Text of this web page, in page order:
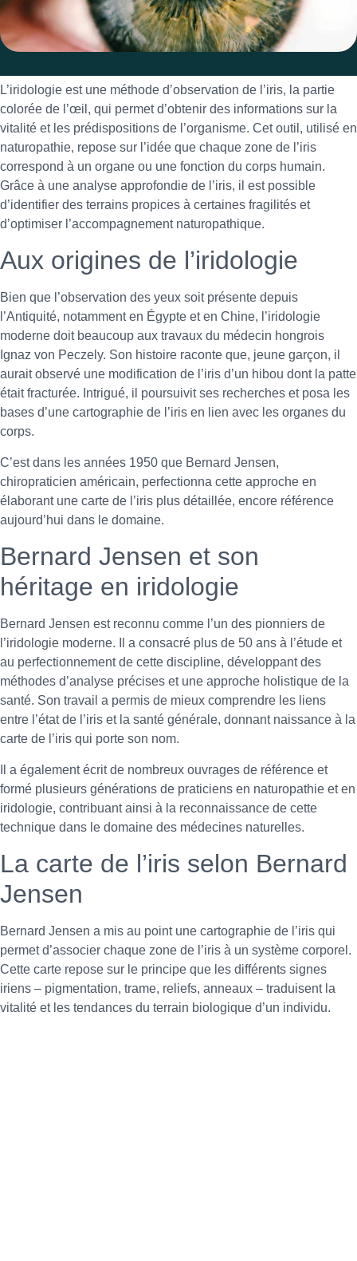
L’iridologie est une méthode d’observation de l’iris, la partie
colorée de l’œil, qui permet d’obtenir des informations sur la
vitalité et les prédispositions de l’organisme. Cet outil, utilisé en
naturopathie, repose sur l’idée que chaque zone de l’iris
correspond à un organe ou une fonction du corps humain.
Grâce à une analyse approfondie de l’iris, il est possible
d’identifier des terrains propices à certaines fragilités et
d’optimiser l’accompagnement naturopathique.
Aux origines de l’iridologie
Bien que l’observation des yeux soit présente depuis
l’Antiquité, notamment en Égypte et en Chine, l’iridologie
moderne doit beaucoup aux travaux du médecin hongrois
Ignaz von Peczely. Son histoire raconte que, jeune garçon, il
aurait observé une modification de l’iris d’un hibou dont la patte
était fracturée. Intrigué, il poursuivit ses recherches et posa les
bases d’une cartographie de l’iris en lien avec les organes du
corps.
C’est dans les années 1950 que Bernard Jensen,
chiropraticien américain, perfectionna cette approche en
élaborant une carte de l’iris plus détaillée, encore référence
aujourd’hui dans le domaine.
Bernard Jensen et son
héritage en iridologie
Bernard Jensen est reconnu comme l’un des pionniers de
l’iridologie moderne. Il a consacré plus de 50 ans à l’étude et
au perfectionnement de cette discipline, développant des
méthodes d’analyse précises et une approche holistique de la
santé. Son travail a permis de mieux comprendre les liens
entre l’état de l’iris et la santé générale, donnant naissance à la
carte de l’iris qui porte son nom.
Il a également écrit de nombreux ouvrages de référence et
formé plusieurs générations de praticiens en naturopathie et en
iridologie, contribuant ainsi à la reconnaissance de cette
technique dans le domaine des médecines naturelles.
La carte de l’iris selon Bernard
Jensen
Bernard Jensen a mis au point une cartographie de l’iris qui
permet d’associer chaque zone de l’iris à un système corporel.
Cette carte repose sur le principe que les différents signes
iriens – pigmentation, trame, reliefs, anneaux – traduisent la
vitalité et les tendances du terrain biologique d’un individu.